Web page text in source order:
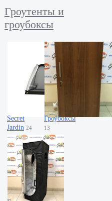
Гроутенты и
гроубоксы
Secret
Jardin 24
Гроубоксы
13